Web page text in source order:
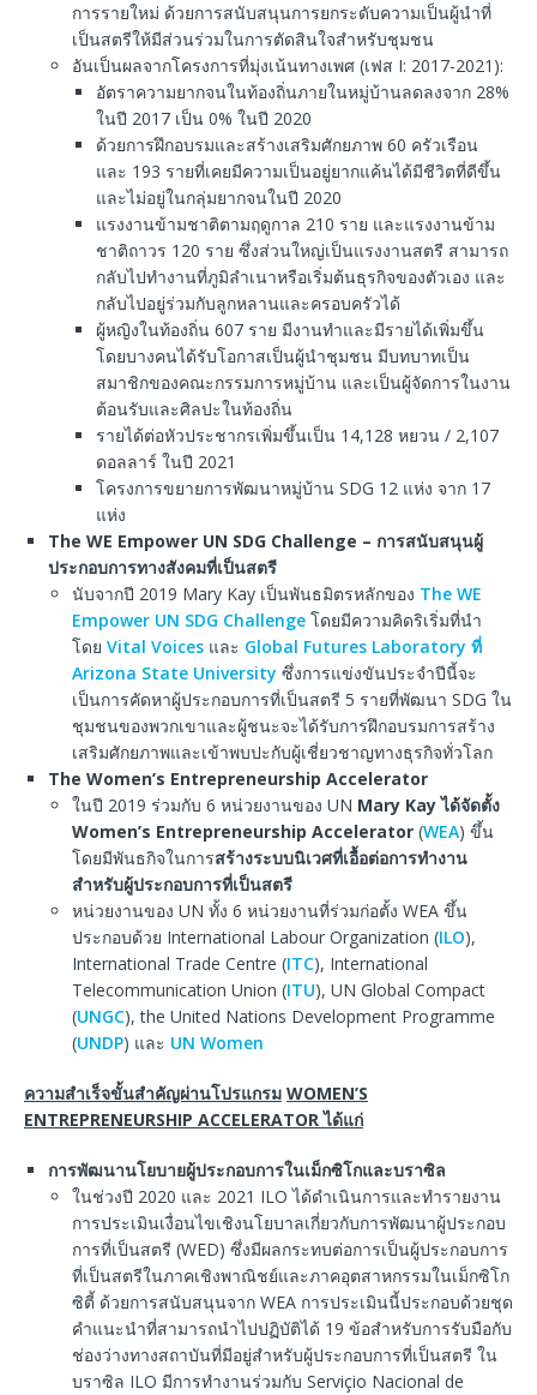
การรายใหม่ ด้วยการสนับสนุนการยกระดับความเป็นผู้นำที่
เป็นสตรีให้มีส่วนร่วมในการตัดสินใจสำหรับชุมชน
อันเป็นผลจากโครงการที่มุ่งเน้นทางเพศ (เฟส I: 2017-2021):
อัตราความยากจนในท้องถิ่นภายในหมู่บ้านลดลงจาก 28%
ในปี 2017 เป็น 0% ในปี 2020
ด้วยการฝึกอบรมและสร้างเสริมศักยภาพ 60 ครัวเรือน
และ 193 รายที่เคยมีความเป็นอยู่ยากแค้นได้มีชีวิตที่ดีขึ้น
และไม่อยู่ในกลุ่มยากจนในปี 2020
แรงงานข้ามชาติตามฤดูกาล 210 ราย และแรงงานข้าม
ชาติถาวร 120 ราย ซึ่งส่วนใหญ่เป็นแรงงานสตรี สามารถ
กลับไปทำงานที่ภูมิลำเนาหรือเริ่มต้นธุรกิจของตัวเอง และ
กลับไปอยู่ร่วมกับลูกหลานและครอบครัวได้
ผู้หญิงในท้องถิ่น 607 ราย มีงานทำและมีรายได้เพิ่มขึ้น
โดยบางคนได้รับโอกาสเป็นผู้นำชุมชน มีบทบาทเป็น
สมาชิกของคณะกรรมการหมู่บ้าน และเป็นผู้จัดการในงาน
ต้อนรับและศิลปะในท้องถิ่น
รายได้ต่อหัวประชากรเพิ่มขึ้นเป็น 14,128 หยวน / 2,107
ดอลลาร์ ในปี 2021
โครงการขยายการพัฒนาหมู่บ้าน SDG 12 แห่ง จาก 17
แห่ง
The WE Empower UN SDG Challenge – การสนับสนุนผู้
ประกอบการทางสังคมที่เป็นสตรี
นับจากปี 2019 Mary Kay เป็นพันธมิตรหลักของ The WE
Empower UN SDG Challenge โดยมีความคิดริเริ่มที่นำ
โดย Vital Voices และ Global Futures Laboratory ที่
Arizona State University ซึ่งการแข่งขันประจำปีนี้จะ
เป็นการคัดหาผู้ประกอบการที่เป็นสตรี 5 รายที่พัฒนา SDG ใน
ชุมชนของพวกเขาและผู้ชนะจะได้รับการฝึกอบรมการสร้าง
เสริมศักยภาพและเข้าพบปะกับผู้เชี่ยวชาญทางธุรกิจทั่วโลก
The Women’s Entrepreneurship Accelerator
ในปี 2019 ร่วมกับ 6 หน่วยงานของ UN Mary Kayได้จัดตั้ง
Women’s Entrepreneurship Accelerator (WEA) ขึ้น
โดยมีพันธกิจในการสร้างระบบนิเวศที่เอื้อต่อการทำงาน
สำหรับผู้ประกอบการที่เป็นสตรี
หน่วยงานของ UN ทั้ง 6 หน่วยงานที่ร่วมก่อตั้ง WEA ขึ้น
ประกอบด้วย International Labour Organization (ILO),
International Trade Centre (ITC), International
Telecommunication Union (ITU), UN Global Compact
(UNGC), the United Nations Development Programme
(UNDP) และ UN Women
ความสำเร็จขั้นสำคัญผ่านโปรแกรม WOMEN’S
ENTREPRENEURSHIP ACCELERATORได้แก่
การพัฒนานโยบายผู้ประกอบการในเม็กซิโกและบราซิล
ในช่วงปี 2020 และ 2021 ILO ได้ดำเนินการและทำรายงาน
การประเมินเงื่อนไขเชิงนโยบาลเกี่ยวกับการพัฒนาผู้ประกอบ
การที่เป็นสตรี (WED) ซึ่งมีผลกระทบต่อการเป็นผู้ประกอบการ
ที่เป็นสตรีในภาคเชิงพาณิชย์และภาคอุตสาหกรรมในเม็กซิโก
ซิตี้ ด้วยการสนับสนุนจาก WEA การประเมินนี้ประกอบด้วยชุด
คำแนะนำที่สามารถนำไปปฏิบัติได้ 19 ข้อสำหรับการรับมือกับ
ช่องว่างทางสถาบันที่มีอยู่สำหรับผู้ประกอบการที่เป็นสตรี ใน
บราซิล ILO มีการทำงานร่วมกับ Serviçio Nacional de